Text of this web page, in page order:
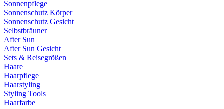
Sonnenpflege
Sonnenschutz Körper
Sonnenschutz Gesicht
Selbstbräuner
After Sun
After Sun Gesicht
Sets & Reisegrößen
Haare
Haarpflege
Haarstyling
Styling Tools
Haarfarbe